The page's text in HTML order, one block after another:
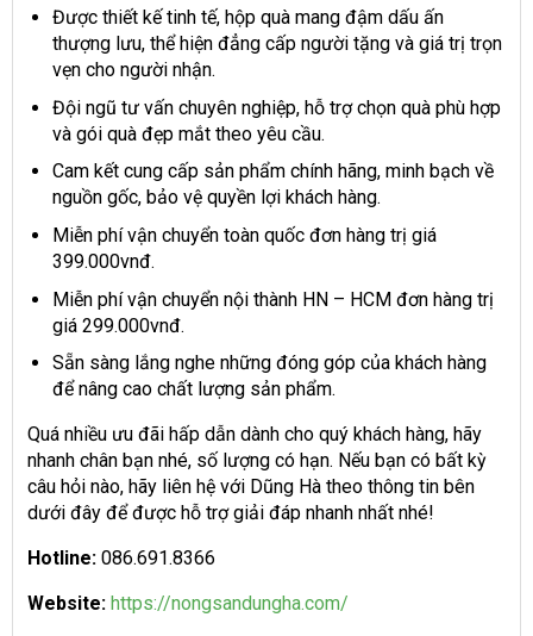
Được thiết kế tinh tế, hộp quà mang đậm dấu ấn
thượng lưu, thể hiện đẳng cấp người tặng và giá trị trọn
vẹn cho người nhận.
Đội ngũ tư vấn chuyên nghiệp, hỗ trợ chọn quà phù hợp
và gói quà đẹp mắt theo yêu cầu.
Cam kết cung cấp sản phẩm chính hãng, minh bạch về
nguồn gốc, bảo vệ quyền lợi khách hàng.
Miễn phí vận chuyển toàn quốc đơn hàng trị giá
399.000vnđ.
Miễn phí vận chuyển nội thành HN – HCM đơn hàng trị
giá 299.000vnđ.
Sẵn sàng lắng nghe những đóng góp của khách hàng
để nâng cao chất lượng sản phẩm.
Quá nhiều ưu đãi hấp dẫn dành cho quý khách hàng, hãy
nhanh chân bạn nhé, số lượng có hạn. Nếu bạn có bất kỳ
câu hỏi nào, hãy liên hệ với Dũng Hà theo thông tin bên
dưới đây để được hỗ trợ giải đáp nhanh nhất nhé!
Hotline: 086.691.8366
Website: https://nongsandungha.com/